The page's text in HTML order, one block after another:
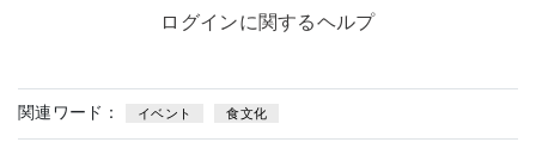
ログインに関するヘルプ
関連ワード： イベント 食文化